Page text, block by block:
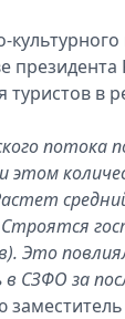
в
потока
Это
за